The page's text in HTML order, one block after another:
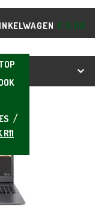
€ 0,00